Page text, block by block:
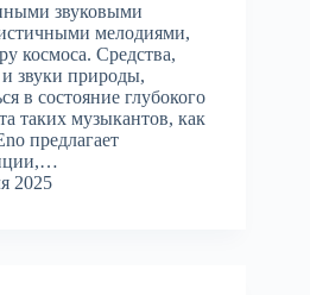
звуковыми
мелодиями,
космоса. Средства,
и звуки природы,
в состояние глубокого
таких музыкантов, как
предлагает
2025